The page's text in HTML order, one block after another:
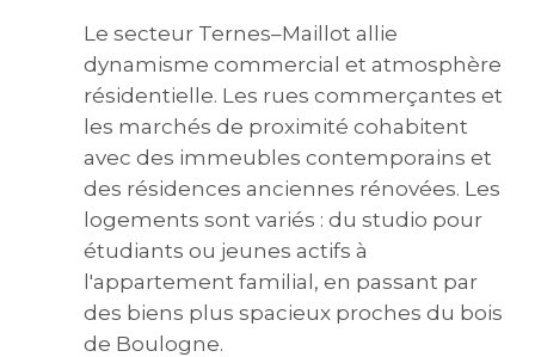
Le secteur Ternes–Maillot allie
dynamisme commercial et atmosphère
résidentielle. Les rues commerçantes et
les marchés de proximité cohabitent
avec des immeubles contemporains et
des résidences anciennes rénovées. Les
logements sont variés : du studio pour
étudiants ou jeunes actifs à
l'appartement familial, en passant par
des biens plus spacieux proches du bois
de Boulogne.